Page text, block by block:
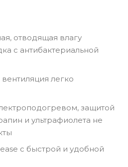
отводящая влагу
с антибактериальной
легко
защитой
и ультрафиолета не
с быстрой и удобной